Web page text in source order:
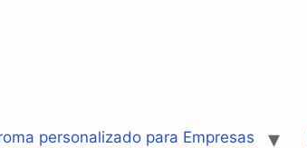
personalizado para Empresas